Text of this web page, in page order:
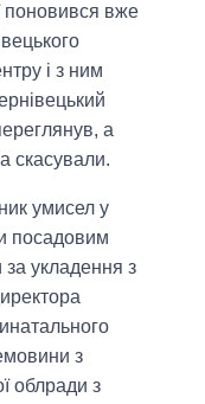
поновився вже
і з ним
а
скасували.
умисел у
посадовим
укладення з
з
облради з